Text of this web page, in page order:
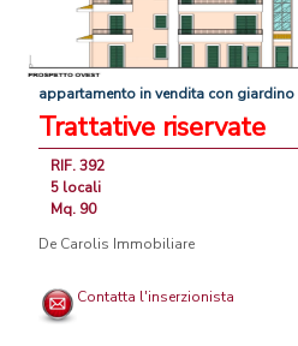
appartamento invendita con giardino
Trattative riservate
RIF. 392
5 locali
Mq. 90
De Carolis Immobiliare
Contatta l'inserzionista